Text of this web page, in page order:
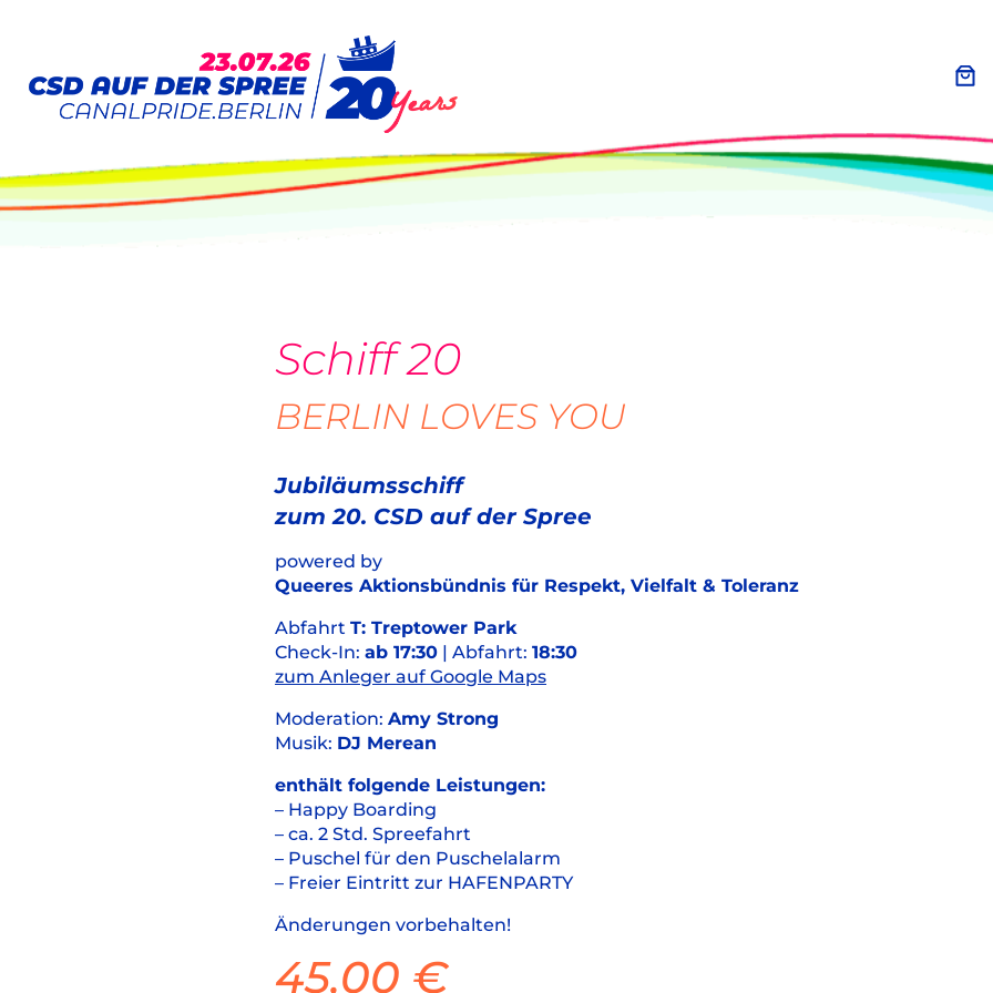
Schiff 20
BERLIN LOVES YOU
Jubiläumsschiff
zum 20. CSD auf der Spree
powered by
Queeres Aktionsbündnis für Respekt, Vielfalt & Toleranz
Abfahrt T: Treptower Park
Check-In: ab 17:30 | Abfahrt: 18:30
zum Anleger auf Google Maps
Moderation: Amy Strong
Musik: DJ Merean
enthält folgende Leistungen:
– Happy Boarding
– ca. 2 Std. Spreefahrt
– Puschel für den Puschelalarm
– Freier Eintritt zur HAFENPARTY
Änderungen vorbehalten!
45,00 €